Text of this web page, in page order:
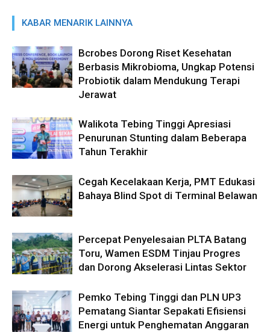
KABAR MENARIK LAINNYA
Bcrobes Dorong Riset Kesehatan
Berbasis Mikrobioma, Ungkap Potensi
Probiotik dalam Mendukung Terapi
Jerawat
Walikota Tebing Tinggi Apresiasi
Penurunan Stunting dalam Beberapa
Tahun Terakhir
Cegah Kecelakaan Kerja, PMT Edukasi
Bahaya Blind Spot di Terminal Belawan
Percepat Penyelesaian PLTA Batang
Toru, Wamen ESDM Tinjau Progres
dan Dorong Akselerasi Lintas Sektor
Pemko Tebing Tinggi dan PLN UP3
Pematang Siantar Sepakati Efisiensi
Energi untuk Penghematan Anggaran